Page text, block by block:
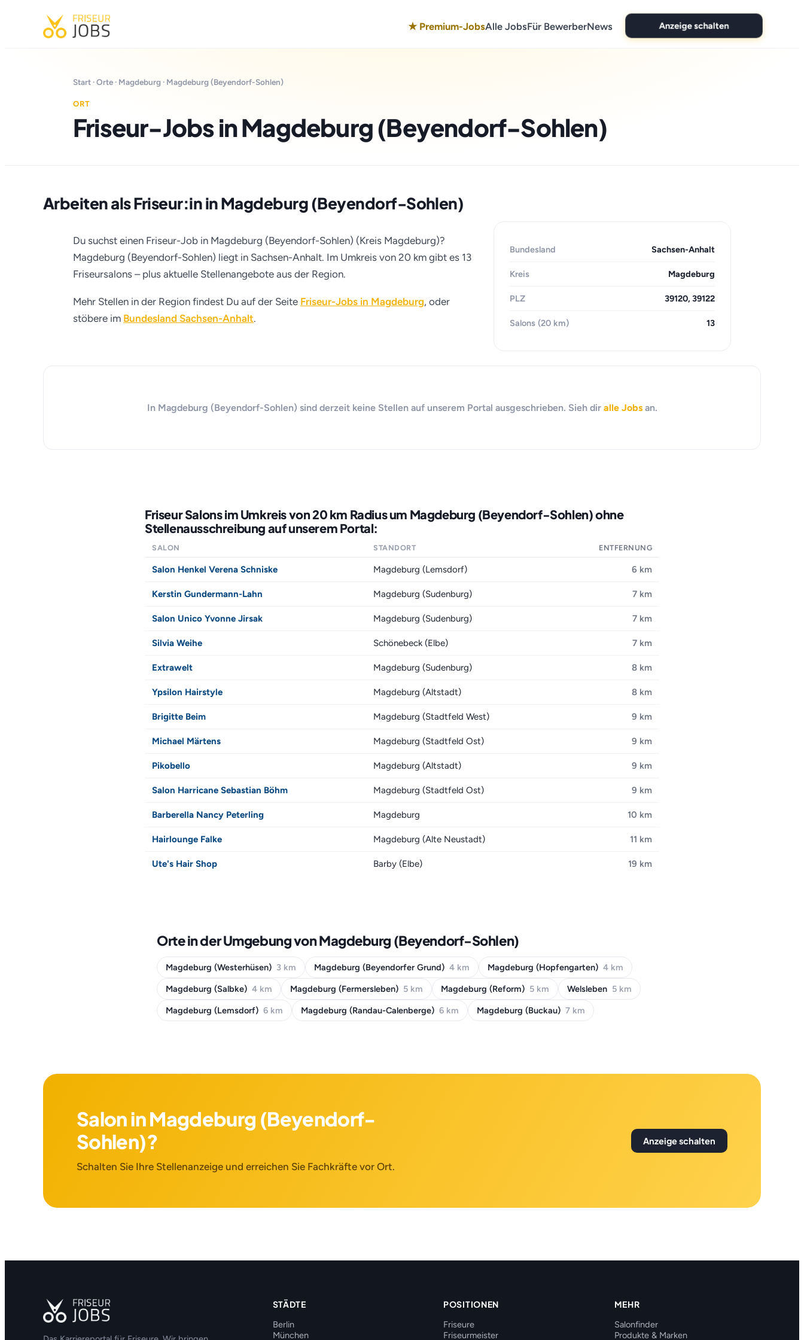
★ Premium-JobsAlle JobsFür BewerberNews Anzeige schalten
Start ·Orte · Magdeburg · Magdeburg (Beyendorf-Sohlen)
ORT
Friseur-Jobs in Magdeburg (Beyendorf-Sohlen)
Arbeiten als Friseur:in in Magdeburg (Beyendorf-Sohlen)
Du suchst einen Friseur-Job in Magdeburg (Beyendorf-Sohlen) (Kreis Magdeburg)?
Magdeburg (Beyendorf-Sohlen) liegt in Sachsen-Anhalt. Im Umkreis von 20 km gibt es 13
Friseursalons – plus aktuelle Stellenangebote aus der Region.
Mehr Stellen in der Region findest Du auf der Seite Friseur-Jobs in Magdeburg, oder
stöbere im Bundesland Sachsen-Anhalt.
Bundesland Sachsen-Anhalt
Kreis Magdeburg
PLZ 39120, 39122
Salons (20 km) 13
In Magdeburg (Beyendorf-Sohlen) sind derzeit keine Stellen auf unserem Portal ausgeschrieben. Sieh dir alle Jobsan.
Friseur Salons im Umkreis von 20 km Radius um Magdeburg (Beyendorf-Sohlen) ohne
Stellenausschreibung auf unserem Portal:
SALON STANDORT ENTFERNUNG
Salon Henkel Verena Schniske Magdeburg (Lemsdorf) 6 km
Kerstin Gundermann-Lahn Magdeburg (Sudenburg) 7 km
Salon Unico Yvonne Jirsak Magdeburg (Sudenburg) 7 km
Silvia Weihe Schönebeck (Elbe) 7 km
Extrawelt Magdeburg (Sudenburg) 8 km
Ypsilon Hairstyle Magdeburg (Altstadt) 8 km
Brigitte Beim Magdeburg (Stadtfeld West) 9 km
Michael Märtens Magdeburg (Stadtfeld Ost) 9 km
Pikobello Magdeburg (Altstadt) 9 km
Salon Harricane Sebastian Böhm Magdeburg (Stadtfeld Ost) 9 km
Barberella Nancy Peterling Magdeburg 10 km
Hairlounge Falke Magdeburg (Alte Neustadt) 11 km
Ute's Hair Shop Barby (Elbe) 19 km
Orte in der Umgebung von Magdeburg (Beyendorf-Sohlen)
Magdeburg (Westerhüsen) 3 km Magdeburg (Beyendorfer Grund) 4 km Magdeburg (Hopfengarten) 4 km
Magdeburg (Salbke) 4 km Magdeburg (Fermersleben) 5 km Magdeburg (Reform) 5 km Welsleben 5 km
Magdeburg (Lemsdorf) 6 km Magdeburg (Randau-Calenberge) 6 km Magdeburg (Buckau) 7 km
Salon in Magdeburg (Beyendorf-
Sohlen)?
Schalten Sie Ihre Stellenanzeige und erreichen Sie Fachkräfte vor Ort.
Anzeige schalten
STÄDTE
Berlin
München
POSITIONEN
Friseure
Friseurmeister
MEHR
Salonfinder
Produkte & Marken